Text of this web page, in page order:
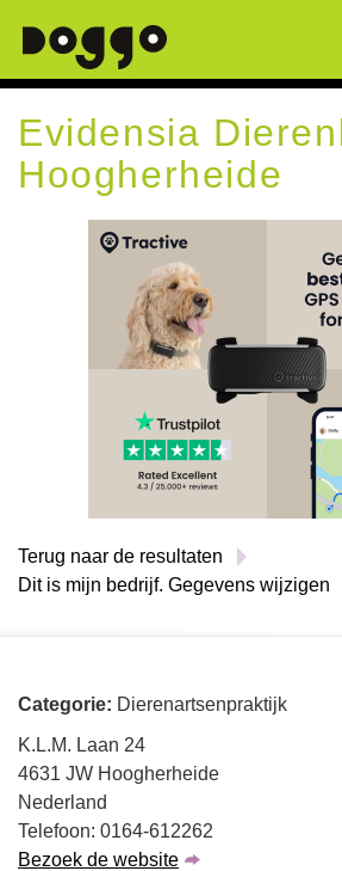
Evidensia
Hoogherheide
Terug naar de resultaten
Dit is mijn bedrijf. Gegevens wijzigen
Categorie: Dierenartsenpraktijk
K.L.M. Laan 24
4631 JW Hoogherheide
Nederland
Telefoon: 0164-612262
Bezoek de website